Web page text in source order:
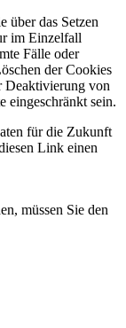
über das Setzen
im Einzelfall
Fälle oder
der Cookies
Deaktivierung von
eingeschränkt sein.
für die Zukunft
Link einen
müssen Sie den